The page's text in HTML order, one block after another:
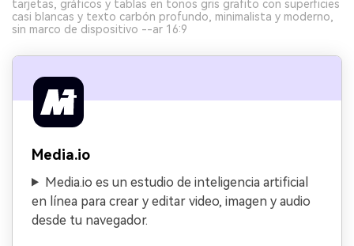
tarjetas, gráficos y tablas en tonos gris grafito con superficies
casi blancas y texto carbón profundo, minimalista y moderno,
sin marco de dispositivo --ar 16:9
Media.io
Media.io es un estudio de inteligencia artificial
en línea para crear y editar video, imagen y audio
desde tu navegador.